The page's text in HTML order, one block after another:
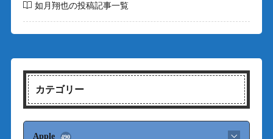
如月翔也の投稿記事一覧
カテゴリー
Apple 490